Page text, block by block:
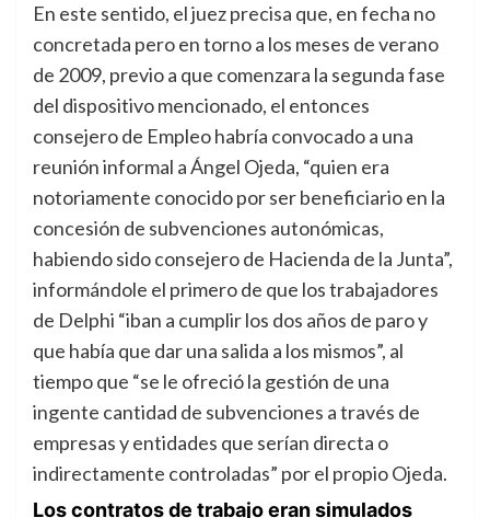
En este sentido, el juez precisa que, en fecha no
concretada pero en torno a los meses de verano
de 2009, previo a que comenzara la segunda fase
del dispositivo mencionado, el entonces
consejero de Empleo habría convocado a una
reunión informal a Ángel Ojeda, “quien era
notoriamente conocido por ser beneficiario en la
concesión de subvenciones autonómicas,
habiendo sido consejero de Hacienda de la Junta”,
informándole el primero de que los trabajadores
de Delphi “iban a cumplir los dos años de paro y
que había que dar una salida a los mismos”, al
tiempo que “se le ofreció la gestión de una
ingente cantidad de subvenciones a través de
empresas y entidades que serían directa o
indirectamente controladas” por el propio Ojeda.
Los contratos de trabajo eran simulados